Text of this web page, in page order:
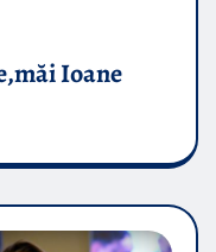
Ioane